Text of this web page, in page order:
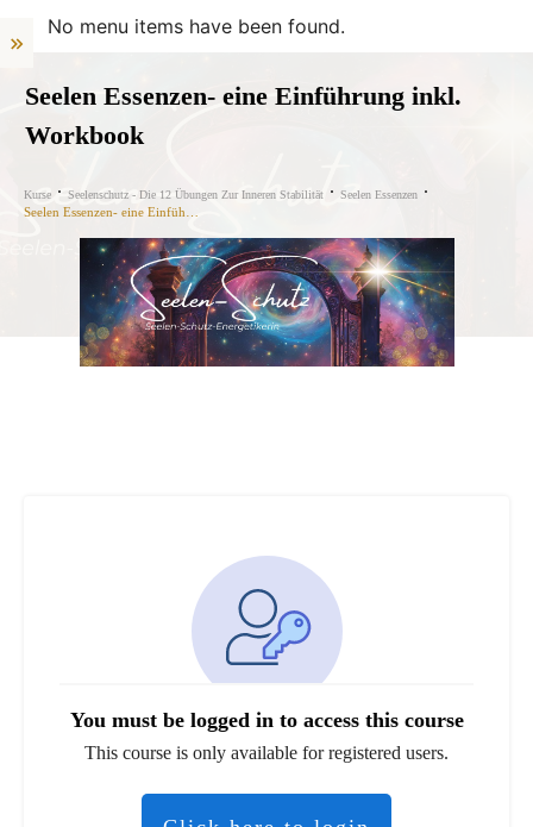
No menu items have been found.
Seelen Essenzen- eine Einführung inkl.
Workbook
Kurse Seelenschutz - Die 12 Übungen Zur Inneren Stabilität Seelen Essenzen
You must be logged in to access this course
This course is only available for registered users.